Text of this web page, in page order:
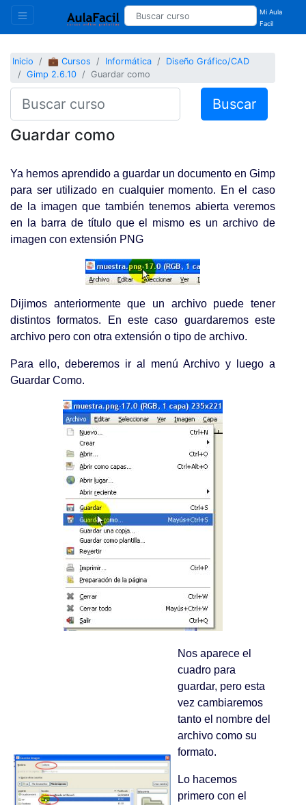
Mi Aula
Facil
Inicio 💼 Cursos Informática
Diseño Gráfico/CAD
Gimp 2.6.10
Guardar como
Buscar
Guardar como
Ya hemos aprendido a guardar un documento en Gimp
para ser utilizado en cualquier momento. En el caso
de la imagen que también tenemos abierta veremos
en la barra de título que el mismo es un archivo de
imagen con extensión PNG
Dijimos anteriormente que un archivo puede tener
distintos formatos. En este caso guardaremos este
archivo pero con otra extensión o tipo de archivo.
Para ello, deberemos ir al menú Archivo y luego a
Guardar Como.
Nos aparece el
cuadro para
guardar, pero esta
vez cambiaremos
tanto el nombre del
archivo como su
formato.
Lo hacemos
primero con el